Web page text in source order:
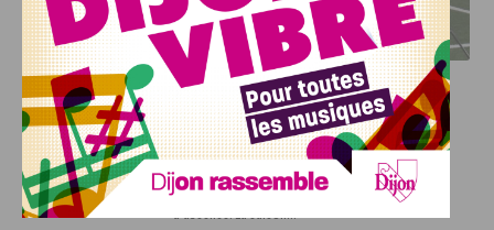
DFCO : RENCONTRE AVEC PIERRE-HENRI DEBALLON,
L’ARTISAN DE LA MONTÉE EN LIGUE 2
INFOS ,SPORT
DFCO : Rencontre avec Pierre-Henri
Deballon, l’artisan de la montée en
Ligue 2
7 AOÛT, 2026
Le DFCO est de retour en Ligue 2 après trois ans
d’absence. La saison...